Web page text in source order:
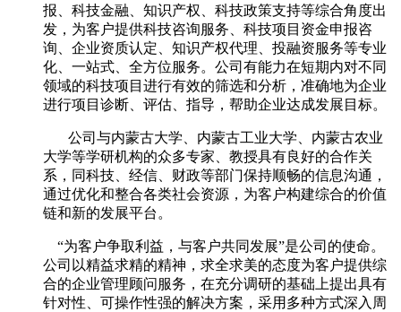
报、科技金融、知识产权、科技政策支持等综合角度出
发，为客户提供科技咨询服务、科技项目资金申报咨
询、企业资质认定、知识产权代理、投融资服务等专业
化、一站式、全方位服务。公司有能力在短期内对不同
领域的科技项目进行有效的筛选和分析，准确地为企业
进行项目诊断、评估、指导，帮助企业达成发展目标。
公司与内蒙古大学、内蒙古工业大学、内蒙古农业
大学等学研机构的众多专家、教授具有良好的合作关
系，同科技、经信、财政等部门保持顺畅的信息沟通，
通过优化和整合各类社会资源，为客户构建综合的价值
链和新的发展平台。
“为客户争取利益，与客户共同发展”是公司的使命。
公司以精益求精的精神，求全求美的态度为客户提供综
合的企业管理顾问服务，在充分调研的基础上提出具有
针对性、可操作性强的解决方案，采用多种方式深入周